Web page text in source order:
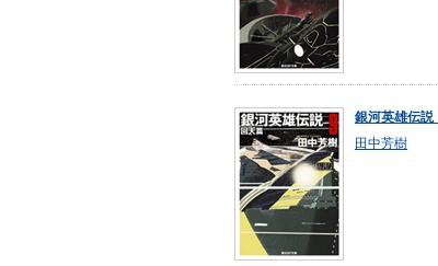
銀河英雄伝説
田中芳樹